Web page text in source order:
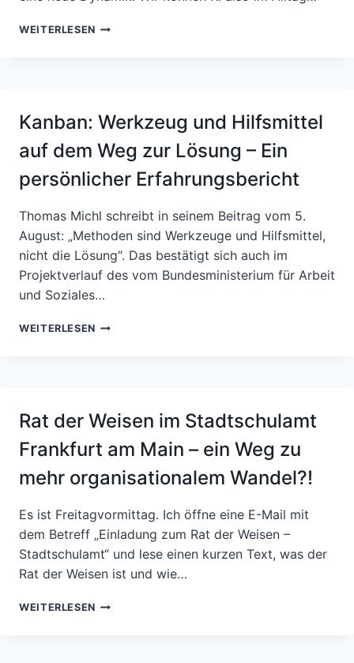
WEITERLESEN CHATTEST
NOCH?
Kanban: Werkzeug und Hilfsmittel
auf dem Weg zur Lösung – Ein
persönlicher Erfahrungsbericht
Thomas Michl schreibt in seinem Beitrag vom 5.
August: „Methoden sind Werkzeuge und Hilfsmittel,
nicht die Lösung“. Das bestätigt sich auch im
Projektverlauf des vom Bundesministerium für Arbeit
und Soziales…
WEITERLESEN KANBAN:
WEG
LÖSUNG
EIN
ERFAHRUNGSBERICHT
Rat der Weisen im Stadtschulamt
Frankfurt am Main – ein Weg zu
mehr organisationalem Wandel?!
Es ist Freitagvormittag. Ich öffne eine E-Mail mit
dem Betreff „Einladung zum Rat der Weisen –
Stadtschulamt“ und lese einen kurzen Text, was der
Rat der Weisen ist und wie…
WEITERLESEN RAT